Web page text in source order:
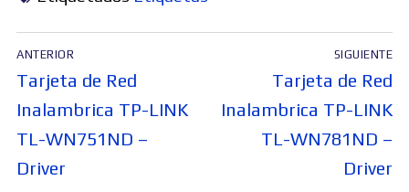
Navegación
de
entradas
ANTERIOR
Entrada
anterior:
Tarjeta de Red
Inalambrica TP-LINK
TL-WN751ND –
Driver
SIGUIENTE
Entrada
siguiente:
Tarjeta de Red
Inalambrica TP-LINK
TL-WN781ND –
Driver